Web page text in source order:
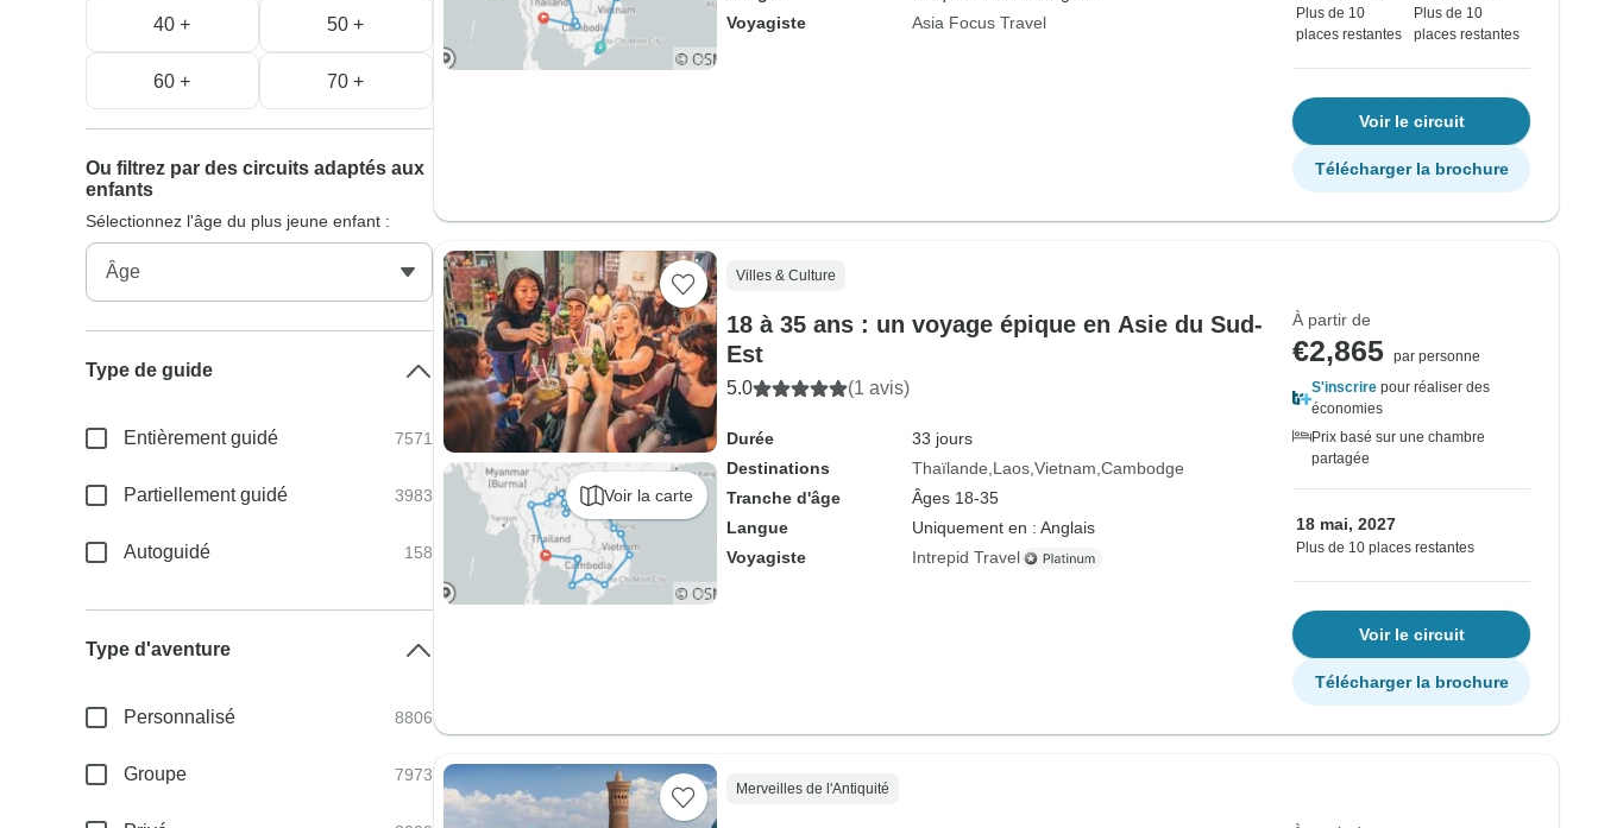
Voyagiste
Asia Focus Travel
Plus de 10
places restantes
Plus de 10
places restantes
Voir le circuit
Télécharger la brochure
Voir la carte
Villes & Culture
18 à 35 ans : un voyage épique en Asie du Sud-
Est
5.0 (1 avis)
Durée
33 jours
Destinations
Thaïlande Laos Vietnam Cambodge
Tranche d'âge
Âges 18-35
Langue
Uniquement en : Anglais
Voyagiste
Intrepid Travel
À partir de
€2,865 par personne
S'inscrire pour réaliser des
économies
Prix basé sur une chambre
partagée
18 mai, 2027
Plus de 10 places restantes
Voir le circuit
Télécharger la brochure
Merveilles de l'Antiquité
40 + 50 +
60 + 70 +
Ou filtrez par des circuits adaptés aux
enfants
Sélectionnez l'âge du plus jeune enfant :
Type de guide
Entièrement guidé 7571
Partiellement guidé 3983
Autoguidé 158
Type d'aventure
Personnalisé 8806
Groupe 7973